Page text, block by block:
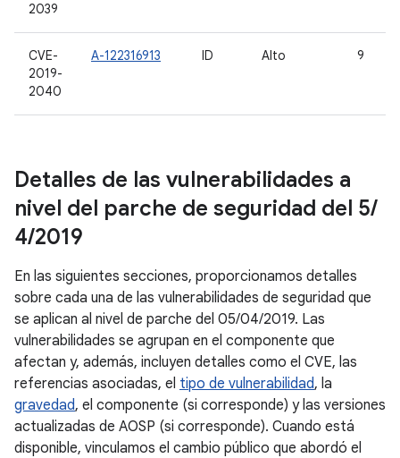
2039
CVE-
2019-
2040
A-122316913 ID Alto 9
Detalles de las vulnerabilidades a
nivel del parche de seguridad del 5/
4/2019
En las siguientes secciones, proporcionamos detalles
sobre cada una de las vulnerabilidades de seguridad que
se aplican al nivel de parche del 05/04/2019. Las
vulnerabilidades se agrupan en el componente que
afectan y, además, incluyen detalles como el CVE, las
referencias asociadas, el tipo de vulnerabilidad, la
gravedad, el componente (si corresponde) y las versiones
actualizadas de AOSP (si corresponde). Cuando está
disponible, vinculamos el cambio público que abordó el